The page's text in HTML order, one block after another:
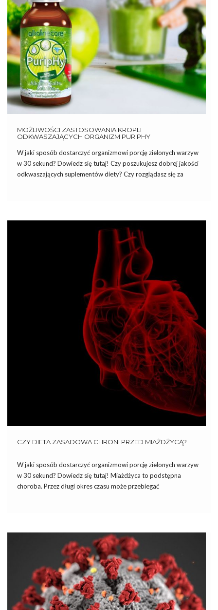
MOŻLIWOŚCI ZASTOSOWANIA KROPLI
ODKWASZAJĄCYCH ORGANIZM PURIPHY
W jaki sposób dostarczyć organizmowi porcję zielonych warzyw
w 30 sekund? Dowiedz się tutaj! Czy poszukujesz dobrej jakości
odkwaszających suplementów diety? Czy rozglądasz się za
CZY DIETA ZASADOWA CHRONI PRZED MIAŻDŻYCĄ?
W jaki sposób dostarczyć organizmowi porcję zielonych warzyw
w 30 sekund? Dowiedz się tutaj! Miażdżyca to podstępna
choroba. Przez długi okres czasu może przebiegać